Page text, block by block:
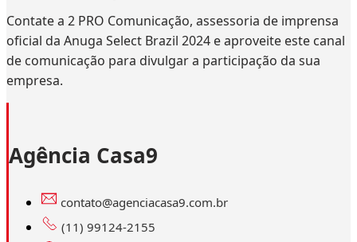
Contate a 2 PRO Comunicação, assessoria de imprensa
oficial da Anuga Select Brazil 2024 e aproveite este canal
de comunicação para divulgar a participação da sua
empresa.
Agência Casa9
contato@agenciacasa9.com.br
(11) 99124-2155